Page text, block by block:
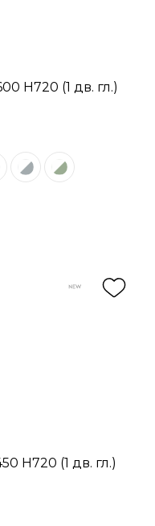
Н720 (1 дв. гл.)
Н720 (1 дв. гл.)